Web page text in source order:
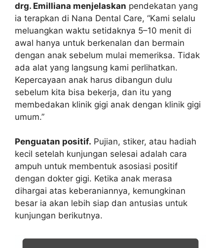
drg. Emilliana menjelaskan pendekatan yang
ia terapkan di Nana Dental Care, “Kami selalu
meluangkan waktu setidaknya 5–10 menit di
awal hanya untuk berkenalan dan bermain
dengan anak sebelum mulai memeriksa. Tidak
ada alat yang langsung kami perlihatkan.
Kepercayaan anak harus dibangun dulu
sebelum kita bisa bekerja, dan itu yang
membedakan klinik gigi anak dengan klinik gigi
umum.”
Penguatan positif. Pujian, stiker, atau hadiah
kecil setelah kunjungan selesai adalah cara
ampuh untuk membentuk asosiasi positif
dengan dokter gigi. Ketika anak merasa
dihargai atas keberaniannya, kemungkinan
besar ia akan lebih siap dan antusias untuk
kunjungan berikutnya.